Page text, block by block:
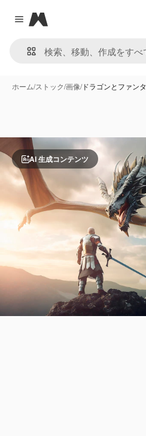
Close menu
Magnific
ホーム/ストック/画像/ドラゴンとファン
AI 生成コンテンツ